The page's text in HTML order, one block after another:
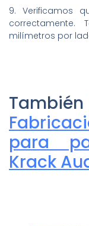
9. Verificamos
correctamente.
milímetros por
para
Krack